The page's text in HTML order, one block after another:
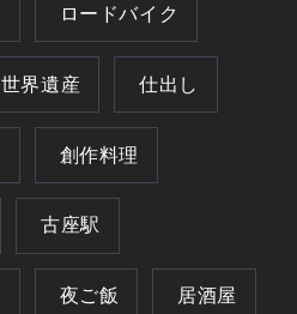
ロードバイク
世界遺産 仕出し
創作料理
古座駅
夜ご飯 居酒屋